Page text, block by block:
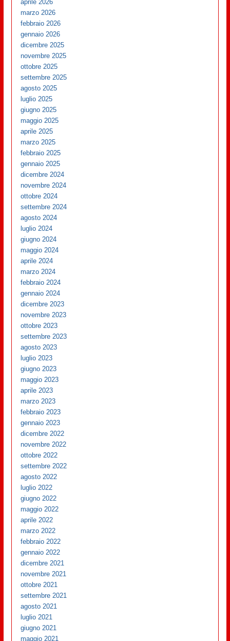
aprile 2026
marzo 2026
febbraio 2026
gennaio 2026
dicembre 2025
novembre 2025
ottobre 2025
settembre 2025
agosto 2025
luglio 2025
giugno 2025
maggio 2025
aprile 2025
marzo 2025
febbraio 2025
gennaio 2025
dicembre 2024
novembre 2024
ottobre 2024
settembre 2024
agosto 2024
luglio 2024
giugno 2024
maggio 2024
aprile 2024
marzo 2024
febbraio 2024
gennaio 2024
dicembre 2023
novembre 2023
ottobre 2023
settembre 2023
agosto 2023
luglio 2023
giugno 2023
maggio 2023
aprile 2023
marzo 2023
febbraio 2023
gennaio 2023
dicembre 2022
novembre 2022
ottobre 2022
settembre 2022
agosto 2022
luglio 2022
giugno 2022
maggio 2022
aprile 2022
marzo 2022
febbraio 2022
gennaio 2022
dicembre 2021
novembre 2021
ottobre 2021
settembre 2021
agosto 2021
luglio 2021
giugno 2021
maggio 2021